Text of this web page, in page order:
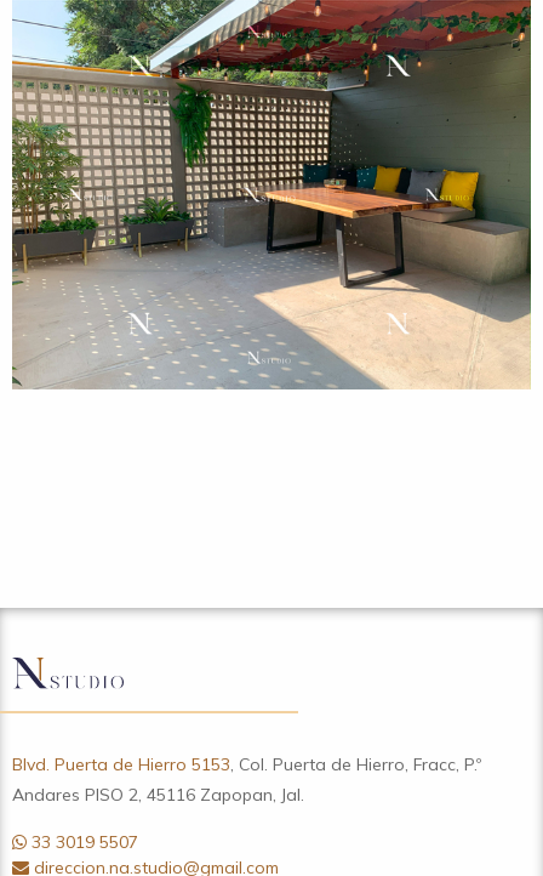
Blvd. Puerta de Hierro 5153, Col. Puerta de Hierro, Fracc, P.º
Andares PISO 2, 45116 Zapopan, Jal.
33 3019 5507
direccion.na.studio@gmail.com